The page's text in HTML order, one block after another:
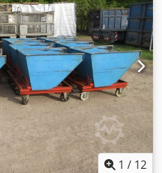
1 / 12